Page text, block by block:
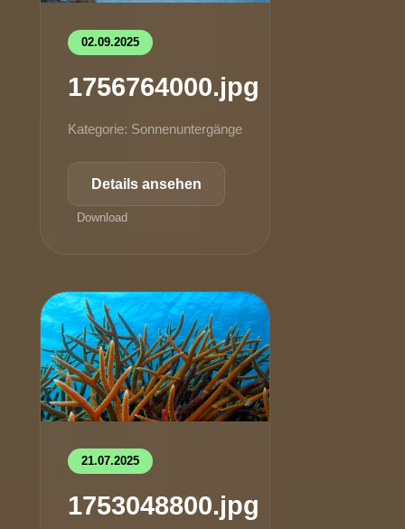
02.09.2025
1756764000.jpg
Kategorie: Sonnenuntergänge
Details ansehen
Download
21.07.2025
1753048800.jpg